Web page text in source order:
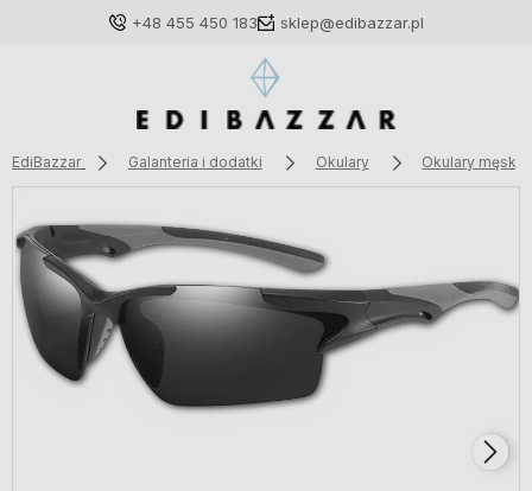
+48 455 450 183 sklep@edibazzar.pl
Załóż konto
Wybierz coś dla siebie z naszej aktualnej oferty lub
EdiBazzar Galanteria i dodatki Okulary Okulary męskie